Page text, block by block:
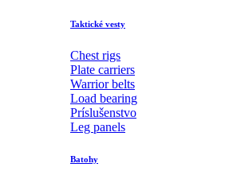
Taktické vesty
Chest rigs
Plate carriers
Warrior belts
Load bearing
Príslušenstvo
Leg panels
Batohy